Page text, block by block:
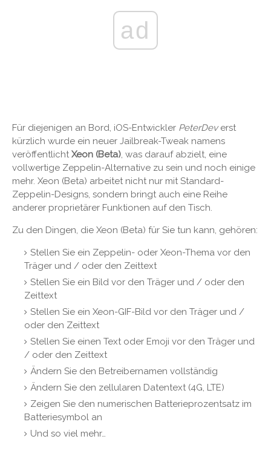
ad
Für diejenigen an Bord, iOS-Entwickler PeterDeverst
kürzlich wurde ein neuer Jailbreak-Tweak namens
veröffentlicht Xeon (Beta), was darauf abzielt, eine
vollwertige Zeppelin-Alternative zu sein und noch einige
mehr. Xeon (Beta) arbeitet nicht nur mit Standard-
Zeppelin-Designs, sondern bringt auch eine Reihe
anderer proprietärer Funktionen auf den Tisch.
Zu den Dingen, die Xeon (Beta) für Sie tun kann, gehören:
Stellen Sie ein Zeppelin- oder Xeon-Thema vor den
Träger und / oder den Zeittext
Stellen Sie ein Bild vor den Träger und / oder den
Zeittext
Stellen Sie ein Xeon-GIF-Bild vor den Träger und /
oder den Zeittext
Stellen Sie einen Text oder Emoji vor den Träger und
/ oder den Zeittext
Ändern Sie den Betreibernamen vollständig
Ändern Sie den zellularen Datentext (4G, LTE)
Zeigen Sie den numerischen Batterieprozentsatz im
Batteriesymbol an
Und so viel mehr…